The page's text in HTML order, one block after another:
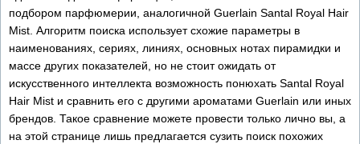
подбором парфюмерии, аналогичной Guerlain Santal Royal Hair
Mist. Алгоритм поиска использует схожие параметры в
наименованиях, сериях, линиях, основных нотах пирамидки и
массе других показателей, но не стоит ожидать от
искусственного интеллекта возможность понюхать Santal Royal
Hair Mist и сравнить его с другими ароматами Guerlain или иных
брендов. Такое сравнение можете провести только лично вы, а
на этой странице лишь предлагается сузить поиск похожих